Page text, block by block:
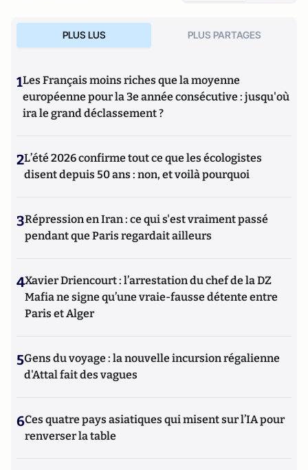
PLUS LUS PLUS PARTAGES
1Les Français moins riches que la moyenne
européenne pour la 3e année consécutive : jusqu'où
ira le grand déclassement ?
2L’été 2026 confirme tout ce que les écologistes
disent depuis 50 ans : non, et voilà pourquoi
3Répression en Iran : ce qui s'est vraiment passé
pendant que Paris regardait ailleurs
4Xavier Driencourt : l’arrestation du chef de la DZ
Mafia ne signe qu’une vraie-fausse détente entre
Paris et Alger
5Gens du voyage : la nouvelle incursion régalienne
d'Attal fait des vagues
6Ces quatre pays asiatiques qui misent sur l’IA pour
renverser la table